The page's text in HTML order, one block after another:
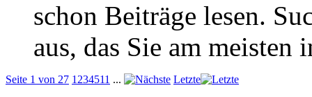
schon Beiträge lesen.
aus, das Sie am meisten
Seite 1 von 27 1 234511 ... Letzte